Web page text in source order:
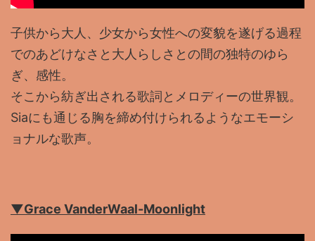
子供から大人、少女から女性への変貌を遂げる過程
でのあどけなさと大人らしさとの間の独特のゆら
ぎ、感性。
そこから紡ぎ出される歌詞とメロディーの世界観。
Siaにも通じる胸を締め付けられるようなエモーシ
ョナルな歌声。
▼Grace VanderWaal-Moonlight